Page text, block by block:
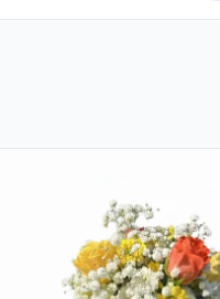
de Trandafiri Roșii